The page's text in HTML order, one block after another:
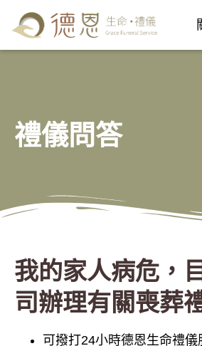
禮儀問答
我的家人病危，
司辦理有關喪葬
可撥打24小時德恩生命禮儀